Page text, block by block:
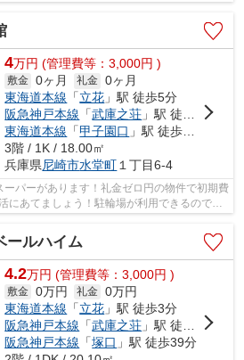
4万円 (管理費等：3,000円 )
敷金 0ヶ月 礼金 0ヶ月
東海道本線 「立花 」駅 徒歩5分
阪急神戸本線 「武庫之荘 」駅 徒歩15分
東海道本線 「甲子園口 」駅 徒歩34分
3階 / 1K / 18.00㎡
兵庫県尼崎市水堂町 １丁目6-4
パーがあります！礼金ゼロ円の物件で初期費
にあてましょう！駐輪場が利用できるので自
ールハイム
4.2万円 (管理費等：3,000円 )
敷金 0万円 礼金 0万円
東海道本線 「立花 」駅 徒歩3分
阪急神戸本線 「武庫之荘 」駅 徒歩22分
阪急神戸本線 「塚口 」駅 徒歩39分